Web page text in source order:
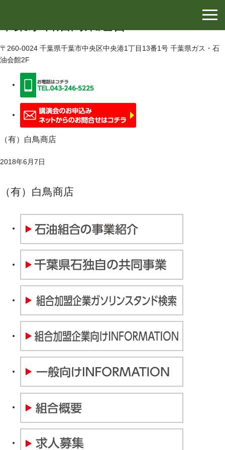
〒260-0024 千葉県千葉市中央区中央港1丁目13番1号 千葉県ガス・石
油会館2F
（有）白鳥商店
2018年6月7日
（有）白鳥商店